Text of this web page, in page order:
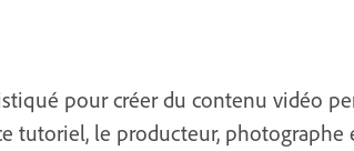
pour créer du contenu vidéo
tutoriel, le producteur,